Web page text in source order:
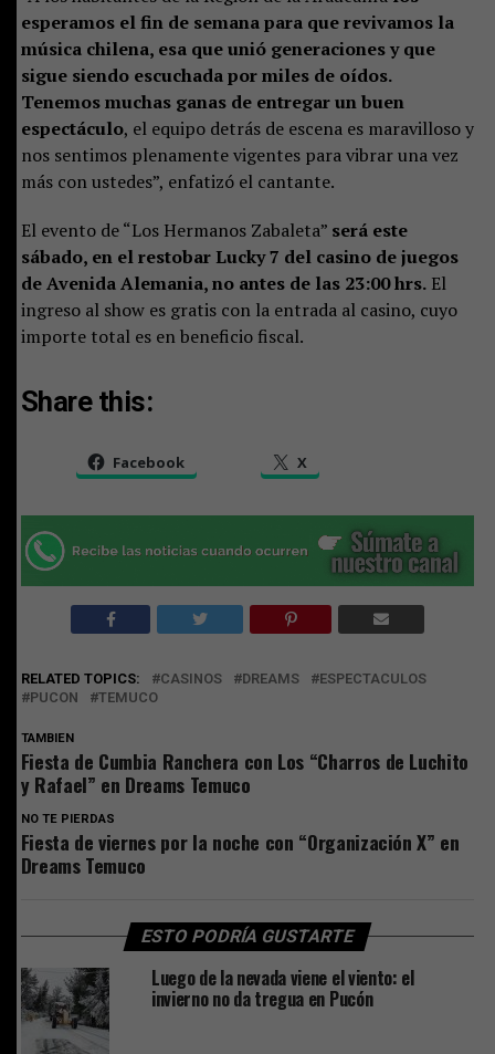
esperamos el fin de semana para que revivamos la
música chilena, esa que unió generaciones y que
sigue siendo escuchada por miles de oídos.
Tenemos muchas ganas de entregar un buen
espectáculo, el equipo detrás de escena es maravilloso y
nos sentimos plenamente vigentes para vibrar una vez
más con ustedes”, enfatizó el cantante.
El evento de “Los Hermanos Zabaleta” será este
sábado, en el restobar Lucky 7 del casino de juegos
de Avenida Alemania, no antes de las 23:00 hrs.El
ingreso al show es gratis con la entrada al casino, cuyo
importe total es en beneficio fiscal.
Share this:
Facebook X
RELATED TOPICS: CASINOS DREAMS
ESPECTACULOS
PUCON
TEMUCO
TAMBIEN
Fiesta de Cumbia Ranchera con Los “Charros de Luchito
y Rafael” en Dreams Temuco
NO TE PIERDAS
Fiesta de viernes por la noche con “Organización X” en
Dreams Temuco
ESTO PODRÍA GUSTARTE
Luego de la nevada viene el viento: el
invierno no da tregua en Pucón